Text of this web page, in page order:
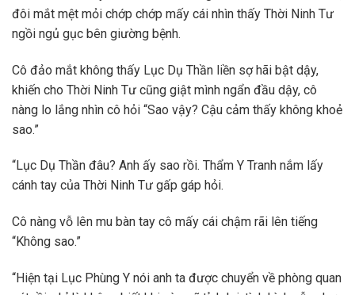
đôi mắt mệt mỏi chớp chớp mấy cái nhìn thấy Thời Ninh Tư
ngồi ngủ gục bên giường bệnh.
Cô đảo mắt không thấy Lục Dụ Thần liền sợ hãi bật dậy,
khiến cho Thời Ninh Tư cũng giật mình ngẩn đầu dậy, cô
nàng lo lắng nhìn cô hỏi “Sao vậy? Cậu cảm thấy không khoẻ
sao.”
“Lục Dụ Thần đâu? Anh ấy sao rồi. Thẩm Y Tranh nắm lấy
cánh tay của Thời Ninh Tư gấp gáp hỏi.
Cô nàng vỗ lên mu bàn tay cô mấy cái chậm rãi lên tiếng
“Không sao.”
“Hiện tại Lục Phùng Y nói anh ta được chuyển về phòng quan